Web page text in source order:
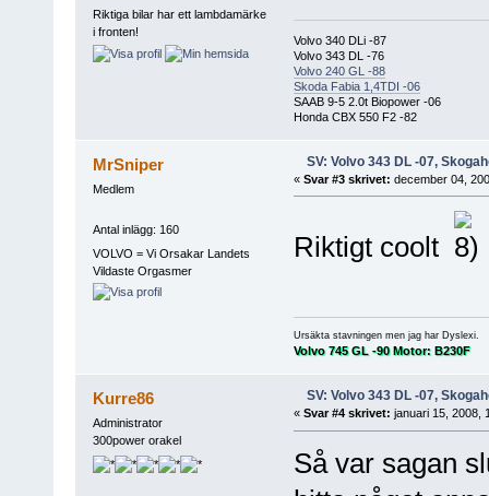
Riktiga bilar har ett lambdamärke
i fronten!
Volvo 340 DLi -87
Volvo 343 DL -76
Volvo 240 GL -88
Skoda Fabia 1,4TDI -06
SAAB 9-5 2.0t Biopower -06
Honda CBX 550 F2 -82
MrSniper
Medlem
Antal inlägg: 160
VOLVO = Vi Orsakar Landets
Vildaste Orgasmer
SV: Volvo 343 DL -07,
« Svar #3 skrivet: december 04,
Riktigt coolt
Ursäkta stavningen men jag har Dyslexi.
Volvo 745 GL -90 Motor: B230F
Kurre86
Administrator
300power orakel
SV: Volvo 343 DL -07,
« Svar #4 skrivet: januari 15, 2008,
Så var sagan